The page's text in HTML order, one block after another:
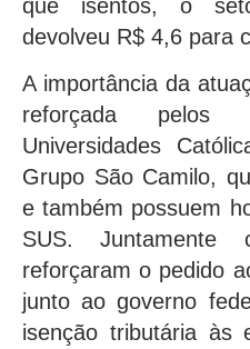
que isentos, o
devolveu R$ 4,6 para
A importância da
reforçada pelos
Universidades
Grupo São Camilo,
e também possuem
SUS.
reforçaram o pedido
junto ao governo
isenção tributária às